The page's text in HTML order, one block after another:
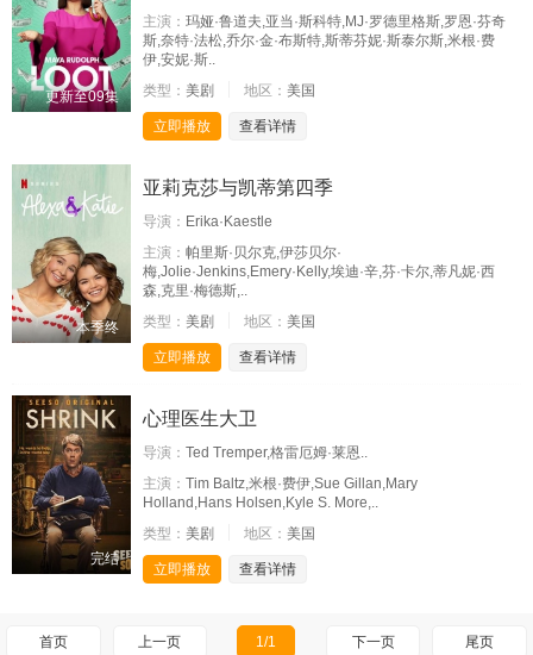
更新至09集
主演： 玛娅·鲁道夫,亚当·斯科特,MJ·罗德里格斯,罗恩·芬奇
斯,奈特·法松,乔尔·金·布斯特,斯蒂芬妮·斯泰尔斯,米根·费
伊,安妮·斯..
类型： 美剧 地区： 美国
立即播放 查看详情
本季终
亚莉克莎与凯蒂第四季
导演： Erika·Kaestle
主演： 帕里斯·贝尔克,伊莎贝尔·
梅,Jolie·Jenkins,Emery·Kelly,埃迪·辛,芬·卡尔,蒂凡妮·西
森,克里·梅德斯,..
类型： 美剧 地区： 美国
立即播放 查看详情
完结
心理医生大卫
导演： Ted Tremper,格雷厄姆·莱恩..
主演： Tim Baltz,米根·费伊,Sue Gillan,Mary
Holland,Hans Holsen,Kyle S. More,..
类型： 美剧 地区： 美国
立即播放 查看详情
首页 上一页 1/1 下一页 尾页